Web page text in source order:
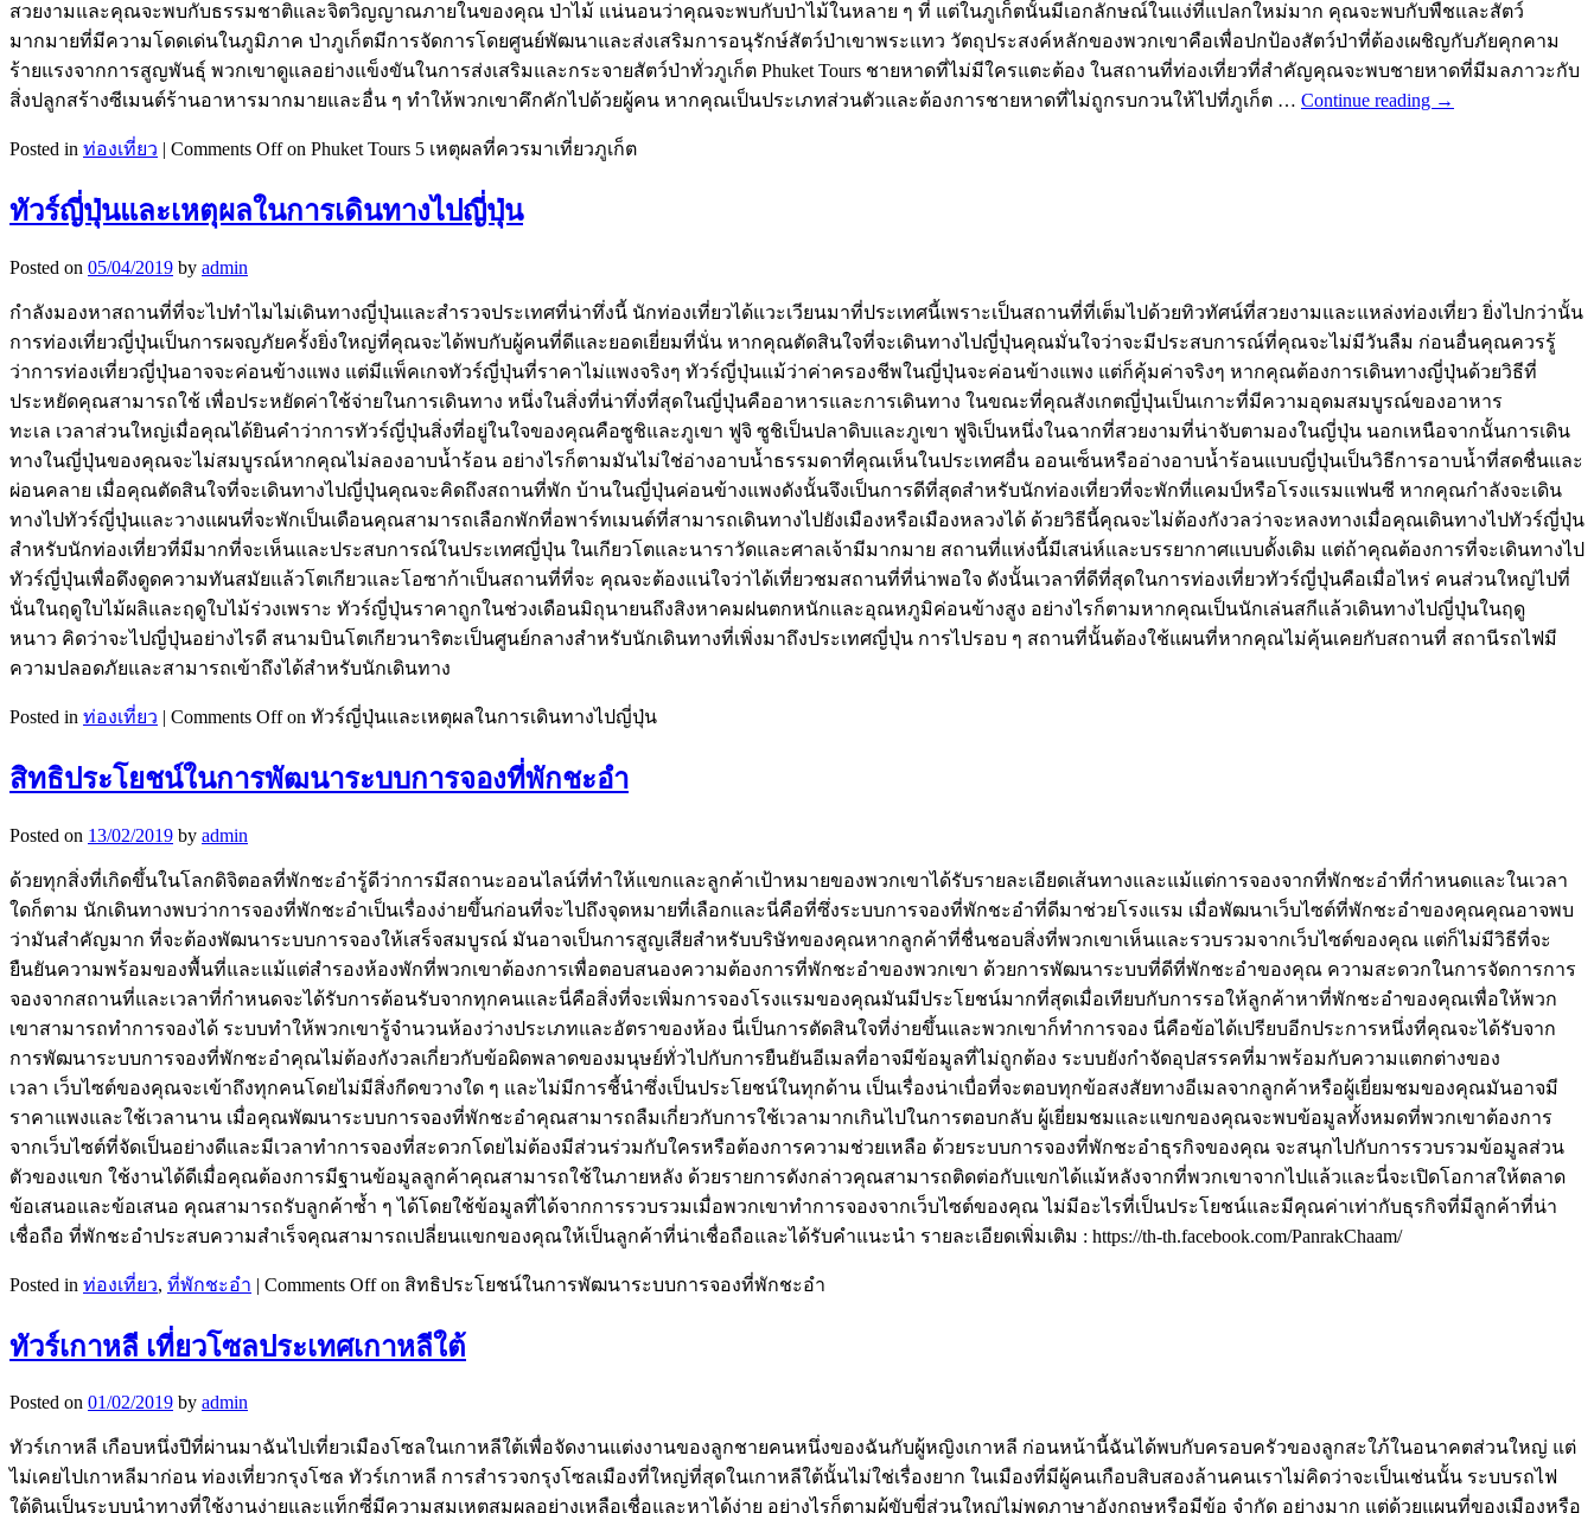
สวยงามและคุณจะพบกับธรรมชาติและจิตวิญญาณภายในของคุณ ป่าไม้ แน่นอนว่าคุณจะพบกับป่าไม้ในหลาย ๆ ที่ แต่ในภูเก็ตนั้นมีเอกลักษณ์ในแง่ที่แปลกใหม่มาก คุณจะพบกับพืชและสัตว์
มากมายที่มีความโดดเด่นในภูมิภาค ป่าภูเก็ตมีการจัดการโดยศูนย์พัฒนาและส่งเสริมการอนุรักษ์สัตว์ป่าเขาพระแทว วัตถุประสงค์หลักของพวกเขาคือเพื่อปกป้องสัตว์ป่าที่ต้องเผชิญกับภัยคุกคาม
ร้ายแรงจากการสูญพันธุ์ พวกเขาดูแลอย่างแข็งขันในการส่งเสริมและกระจายสัตว์ป่าทั่วภูเก็ต Phuket Tours ชายหาดที่ไม่มีใครแตะต้อง ในสถานที่ท่องเที่ยวที่สำคัญคุณจะพบชายหาดที่มีมลภาวะกับ
สิ่งปลูกสร้างซีเมนต์ร้านอาหารมากมายและอื่น ๆ ทำให้พวกเขาคึกคักไปด้วยผู้คน หากคุณเป็นประเภทส่วนตัวและต้องการชายหาดที่ไม่ถูกรบกวนให้ไปที่ภูเก็ต … Continue reading →
Posted in ท่องเที่ยว | Comments Offon Phuket Tours 5 เหตุผลที่ควรมาเที่ยวภูเก็ต
ทัวร์ญี่ปุ่นและเหตุผลในการเดินทางไปญี่ปุ่น
Posted on 05/04/2019 by admin
กำลังมองหาสถานที่ที่จะไปทำไมไม่เดินทางญี่ปุ่นและสำรวจประเทศที่น่าทึ่งนี้ นักท่องเที่ยวได้แวะเวียนมาที่ประเทศนี้เพราะเป็นสถานที่ที่เต็มไปด้วยทิวทัศน์ที่สวยงามและแหล่งท่องเที่ยว ยิ่งไปกว่านั้น
การท่องเที่ยวญี่ปุ่นเป็นการผจญภัยครั้งยิ่งใหญ่ที่คุณจะได้พบกับผู้คนที่ดีและยอดเยี่ยมที่นั่น หากคุณตัดสินใจที่จะเดินทางไปญี่ปุ่นคุณมั่นใจว่าจะมีประสบการณ์ที่คุณจะไม่มีวันลืม ก่อนอื่นคุณควรรู้
ว่าการท่องเที่ยวญี่ปุ่นอาจจะค่อนข้างแพง แต่มีแพ็คเกจทัวร์ญี่ปุ่นที่ราคาไม่แพงจริงๆ ทัวร์ญี่ปุ่นแม้ว่าค่าครองชีพในญี่ปุ่นจะค่อนข้างแพง แต่ก็คุ้มค่าจริงๆ หากคุณต้องการเดินทางญี่ปุ่นด้วยวิธีที่
ประหยัดคุณสามารถใช้ เพื่อประหยัดค่าใช้จ่ายในการเดินทาง หนึ่งในสิ่งที่น่าทึ่งที่สุดในญี่ปุ่นคืออาหารและการเดินทาง ในขณะที่คุณสังเกตญี่ปุ่นเป็นเกาะที่มีความอุดมสมบูรณ์ของอาหาร
ทะเล เวลาส่วนใหญ่เมื่อคุณได้ยินคำว่าการทัวร์ญี่ปุ่นสิ่งที่อยู่ในใจของคุณคือซูชิและภูเขา ฟูจิ ซูชิเป็นปลาดิบและภูเขา ฟูจิเป็นหนึ่งในฉากที่สวยงามที่น่าจับตามองในญี่ปุ่น นอกเหนือจากนั้นการเดิน
ทางในญี่ปุ่นของคุณจะไม่สมบูรณ์หากคุณไม่ลองอาบน้ำร้อน อย่างไรก็ตามมันไม่ใช่อ่างอาบน้ำธรรมดาที่คุณเห็นในประเทศอื่น ออนเซ็นหรืออ่างอาบน้ำร้อนแบบญี่ปุ่นเป็นวิธีการอาบน้ำที่สดชื่นและ
ผ่อนคลาย เมื่อคุณตัดสินใจที่จะเดินทางไปญี่ปุ่นคุณจะคิดถึงสถานที่พัก บ้านในญี่ปุ่นค่อนข้างแพงดังนั้นจึงเป็นการดีที่สุดสำหรับนักท่องเที่ยวที่จะพักที่แคมป์หรือโรงแรมแฟนซี หากคุณกำลังจะเดิน
ทางไปทัวร์ญี่ปุ่นและวางแผนที่จะพักเป็นเดือนคุณสามารถเลือกพักที่อพาร์ทเมนต์ที่สามารถเดินทางไปยังเมืองหรือเมืองหลวงได้ ด้วยวิธีนี้คุณจะไม่ต้องกังวลว่าจะหลงทางเมื่อคุณเดินทางไปทัวร์ญี่ปุ่น
สำหรับนักท่องเที่ยวที่มีมากที่จะเห็นและประสบการณ์ในประเทศญี่ปุ่น ในเกียวโตและนาราวัดและศาลเจ้ามีมากมาย สถานที่แห่งนี้มีเสน่ห์และบรรยากาศแบบดั้งเดิม แต่ถ้าคุณต้องการที่จะเดินทางไป
ทัวร์ญี่ปุ่นเพื่อดึงดูดความทันสมัยแล้วโตเกียวและโอซาก้าเป็นสถานที่ที่จะ คุณจะต้องแน่ใจว่าได้เที่ยวชมสถานที่ที่น่าพอใจ ดังนั้นเวลาที่ดีที่สุดในการท่องเที่ยวทัวร์ญี่ปุ่นคือเมื่อไหร่ คนส่วนใหญ่ไปที่
นั่นในฤดูใบไม้ผลิและฤดูใบไม้ร่วงเพราะ ทัวร์ญี่ปุ่นราคาถูกในช่วงเดือนมิถุนายนถึงสิงหาคมฝนตกหนักและอุณหภูมิค่อนข้างสูง อย่างไรก็ตามหากคุณเป็นนักเล่นสกีแล้วเดินทางไปญี่ปุ่นในฤดู
หนาว คิดว่าจะไปญี่ปุ่นอย่างไรดี สนามบินโตเกียวนาริตะเป็นศูนย์กลางสำหรับนักเดินทางที่เพิ่งมาถึงประเทศญี่ปุ่น การไปรอบ ๆ สถานที่นั้นต้องใช้แผนที่หากคุณไม่คุ้นเคยกับสถานที่ สถานีรถไฟมี
ความปลอดภัยและสามารถเข้าถึงได้สำหรับนักเดินทาง
Posted in ท่องเที่ยว | Comments Offon ทัวร์ญี่ปุ่นและเหตุผลในการเดินทางไปญี่ปุ่น
สิทธิประโยชน์ในการพัฒนาระบบการจองที่พักชะอำ
Posted on 13/02/2019 by admin
ด้วยทุกสิ่งที่เกิดขึ้นในโลกดิจิตอลที่พักชะอำรู้ดีว่าการมีสถานะออนไลน์ที่ทำให้แขกและลูกค้าเป้าหมายของพวกเขาได้รับรายละเอียดเส้นทางและแม้แต่การจองจากที่พักชะอำที่กำหนดและในเวลา
ใดก็ตาม นักเดินทางพบว่าการจองที่พักชะอำเป็นเรื่องง่ายขึ้นก่อนที่จะไปถึงจุดหมายที่เลือกและนี่คือที่ซึ่งระบบการจองที่พักชะอำที่ดีมาช่วยโรงแรม เมื่อพัฒนาเว็บไซต์ที่พักชะอำของคุณคุณอาจพบ
ว่ามันสำคัญมาก ที่จะต้องพัฒนาระบบการจองให้เสร็จสมบูรณ์ มันอาจเป็นการสูญเสียสำหรับบริษัทของคุณหากลูกค้าที่ชื่นชอบสิ่งที่พวกเขาเห็นและรวบรวมจากเว็บไซต์ของคุณ แต่ก็ไม่มีวิธีที่จะ
ยืนยันความพร้อมของพื้นที่และแม้แต่สำรองห้องพักที่พวกเขาต้องการเพื่อตอบสนองความต้องการที่พักชะอำของพวกเขา ด้วยการพัฒนาระบบที่ดีที่พักชะอำของคุณ ความสะดวกในการจัดการการ
จองจากสถานที่และเวลาที่กำหนดจะได้รับการต้อนรับจากทุกคนและนี่คือสิ่งที่จะเพิ่มการจองโรงแรมของคุณมันมีประโยชน์มากที่สุดเมื่อเทียบกับการรอให้ลูกค้าหาที่พักชะอำของคุณเพื่อให้พวก
เขาสามารถทำการจองได้ ระบบทำให้พวกเขารู้จำนวนห้องว่างประเภทและอัตราของห้อง นี่เป็นการตัดสินใจที่ง่ายขึ้นและพวกเขาก็ทำการจอง นี่คือข้อได้เปรียบอีกประการหนึ่งที่คุณจะได้รับจาก
การพัฒนาระบบการจองที่พักชะอำคุณไม่ต้องกังวลเกี่ยวกับข้อผิดพลาดของมนุษย์ทั่วไปกับการยืนยันอีเมลที่อาจมีข้อมูลที่ไม่ถูกต้อง ระบบยังกำจัดอุปสรรคที่มาพร้อมกับความแตกต่างของ
เวลา เว็บไซต์ของคุณจะเข้าถึงทุกคนโดยไม่มีสิ่งกีดขวางใด ๆ และไม่มีการชี้นำซึ่งเป็นประโยชน์ในทุกด้าน เป็นเรื่องน่าเบื่อที่จะตอบทุกข้อสงสัยทางอีเมลจากลูกค้าหรือผู้เยี่ยมชมของคุณมันอาจมี
ราคาแพงและใช้เวลานาน เมื่อคุณพัฒนาระบบการจองที่พักชะอำคุณสามารถลืมเกี่ยวกับการใช้เวลามากเกินไปในการตอบกลับ ผู้เยี่ยมชมและแขกของคุณจะพบข้อมูลทั้งหมดที่พวกเขาต้องการ
จากเว็บไซต์ที่จัดเป็นอย่างดีและมีเวลาทำการจองที่สะดวกโดยไม่ต้องมีส่วนร่วมกับใครหรือต้องการความช่วยเหลือ ด้วยระบบการจองที่พักชะอำธุรกิจของคุณ จะสนุกไปกับการรวบรวมข้อมูลส่วน
ตัวของแขก ใช้งานได้ดีเมื่อคุณต้องการมีฐานข้อมูลลูกค้าคุณสามารถใช้ในภายหลัง ด้วยรายการดังกล่าวคุณสามารถติดต่อกับแขกได้แม้หลังจากที่พวกเขาจากไปแล้วและนี่จะเปิดโอกาสให้ตลาด
ข้อเสนอและข้อเสนอ คุณสามารถรับลูกค้าซ้ำ ๆ ได้โดยใช้ข้อมูลที่ได้จากการรวบรวมเมื่อพวกเขาทำการจองจากเว็บไซต์ของคุณ ไม่มีอะไรที่เป็นประโยชน์และมีคุณค่าเท่ากับธุรกิจที่มีลูกค้าที่น่า
เชื่อถือ ที่พักชะอำประสบความสำเร็จคุณสามารถเปลี่ยนแขกของคุณให้เป็นลูกค้าที่น่าเชื่อถือและได้รับคำแนะนำ รายละเอียดเพิ่มเติม : https://th-th.facebook.com/PanrakChaam/
Posted in ท่องเที่ยว, ที่พักชะอำ | Comments Offon สิทธิประโยชน์ในการพัฒนาระบบการจองที่พักชะอำ
ทัวร์เกาหลี เที่ยวโซลประเทศเกาหลีใต้
Posted on 01/02/2019 by admin
ทัวร์เกาหลี เกือบหนึ่งปีที่ผ่านมาฉันไปเที่ยวเมืองโซลในเกาหลีใต้เพื่อจัดงานแต่งงานของลูกชายคนหนึ่งของฉันกับผู้หญิงเกาหลี ก่อนหน้านี้ฉันได้พบกับครอบครัวของลูกสะใภ้ในอนาคตส่วนใหญ่ แต่
ไม่เคยไปเกาหลีมาก่อน ท่องเที่ยวกรุงโซล ทัวร์เกาหลี การสำรวจกรุงโซลเมืองที่ใหญ่ที่สุดในเกาหลีใต้นั้นไม่ใช่เรื่องยาก ในเมืองที่มีผู้คนเกือบสิบสองล้านคนเราไม่คิดว่าจะเป็นเช่นนั้น ระบบรถไฟ
ใต้ดินเป็นระบบนำทางที่ใช้งานง่ายและแท็กซี่มีความสมเหตุสมผลอย่างเหลือเชื่อและหาได้ง่าย อย่างไรก็ตามผู้ขับขี่ส่วนใหญ่ไม่พูดภาษาอังกฤษหรือมีข้อ จำกัด อย่างมาก แต่ด้วยแผนที่ของเมืองหรือ